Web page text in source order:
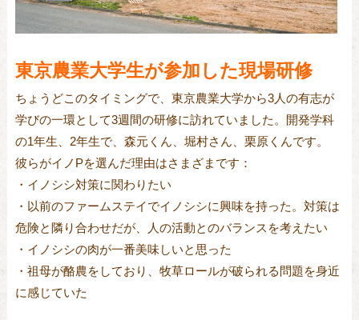
東京農業大学生が参加した現場研修
ちょうどこのタイミングで、東京農業大学から3人の有志が
学びの一環として3週間の研修に訪れていました。開発学科
の1年生、2年生で、森元くん、堀村さん、栗原くんです。
彼らがイノPを選んだ理由はさまざまです：
・イノシシ対策に関わりたい
・以前のファームステイでイノシシに興味を持った。対策は
危険と隣り合わせだが、人の活動とのバランスを考えたい
・イノシシの肉が一番美味しいと思った
・祖母が酪農をしており、牧草ロールが破られる問題を身近
に感じていた